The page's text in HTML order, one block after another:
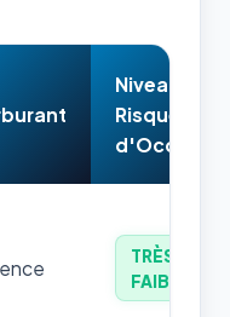
Niveau de
Risque
d'Occasion
TRÈS
FAIBLE